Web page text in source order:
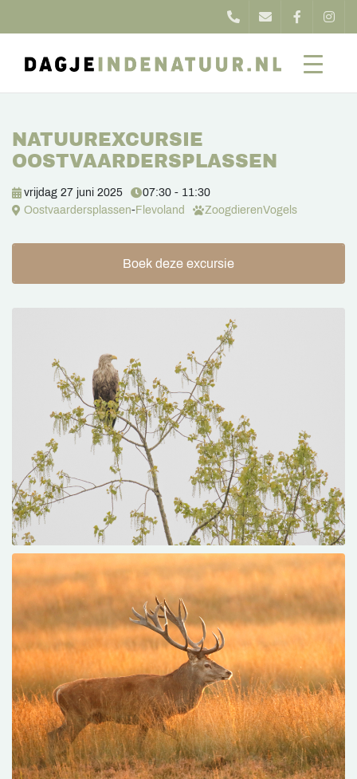
NATUUREXCURSIE
OOSTVAARDERSPLASSEN
vrijdag 27 juni 2025
07:30 - 11:30
Oostvaardersplassen-Flevoland ZoogdierenVogels
Boek deze excursie